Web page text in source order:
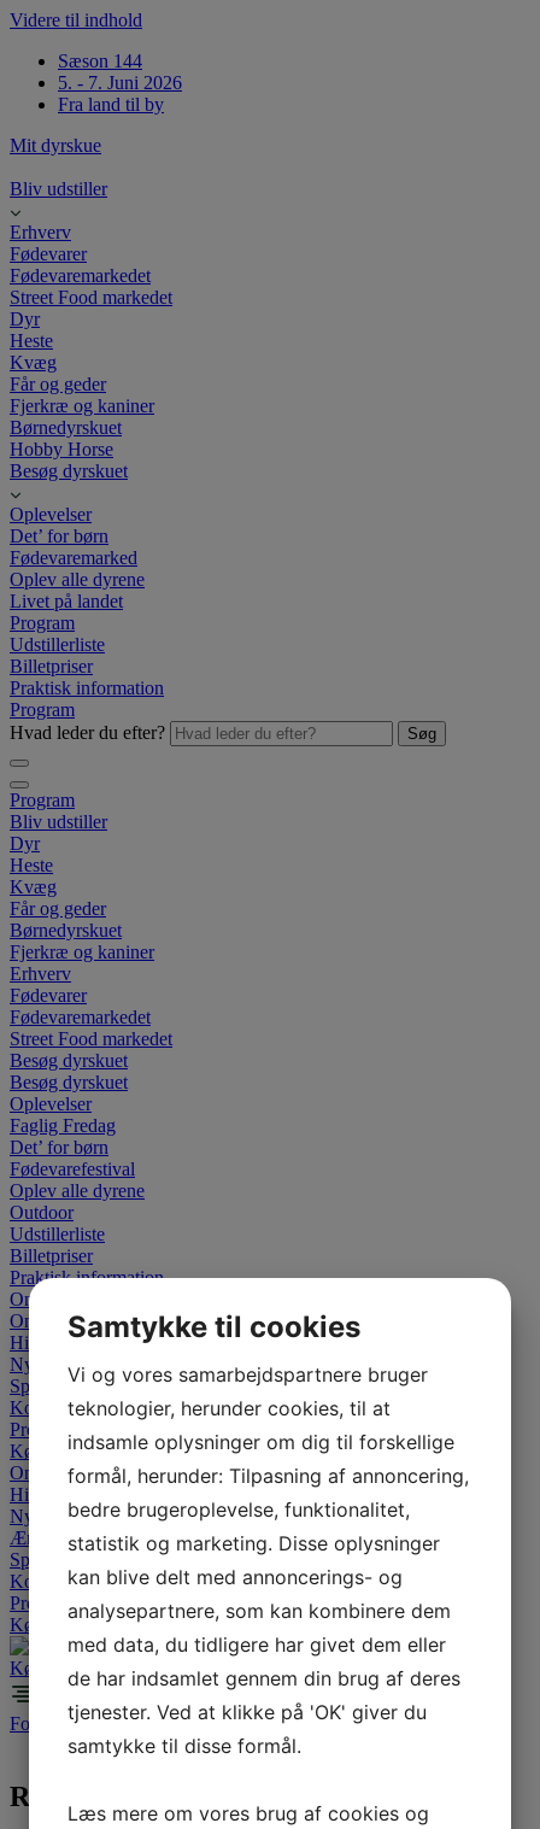
Videre til indhold
Sæson 144
5. - 7. Juni 2026
Fra land til by
Mit dyrskue
Bliv udstiller
Erhverv
Fødevarer
Fødevaremarkedet
Street Food markedet
Dyr
Heste
Kvæg
Får og geder
Fjerkræ og kaniner
Børnedyrskuet
Hobby Horse
Besøg dyrskuet
Oplevelser
Det’ for børn
Fødevaremarked
Oplev alle dyrene
Livet på landet
Program
Udstillerliste
Billetpriser
Praktisk information
Program
Hvad leder du efter?
Søg
Program
Bliv udstiller
Dyr
Heste
Kvæg
Får og geder
Børnedyrskuet
Fjerkræ og kaniner
Erhverv
Fødevarer
Fødevaremarkedet
Street Food markedet
Besøg dyrskuet
Besøg dyrskuet
Oplevelser
Faglig Fredag
Det’ for børn
Fødevarefestival
Oplev alle dyrene
Outdoor
Udstillerliste
Billetpriser
Praktisk information
Om dyrskuet
Om dyrskuet
Historien
Nyheder
Sponsor
Kontakt
Presse
Køb billet
Om dyrskuet
Historien
Nyheder
Ærespræmier
Sponsor
Kontakt
Presse
Køb billet
Køb billet
Forside /Standplads/Messe/ Ringe Efterskole
Ringe Efterskole
Samtykke til cookies
Vi og vores samarbejdspartnere bruger
teknologier, herunder cookies, til at
indsamle oplysninger om dig til forskellige
formål, herunder: Tilpasning af annoncering,
bedre brugeroplevelse, funktionalitet,
statistik og marketing. Disse oplysninger
kan blive delt med annoncerings- og
analysepartnere, som kan kombinere dem
med data, du tidligere har givet dem eller
de har indsamlet gennem din brug af deres
tjenester. Ved at klikke på 'OK' giver du
samtykke til disse formål.
Læs mere om vores brug af cookies og